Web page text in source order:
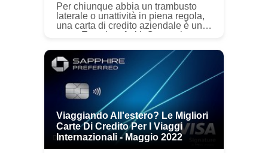
Per chiunque abbia un trambusto
laterale o unattività in piena regola,
una carta di credito aziendale è un
must. Ecco i preferiti. Come giovane
serie di sfide ...
Viaggiando All'estero? Le Migliori
Carte Di Credito Per I Viaggi
Internazionali - Maggio 2022